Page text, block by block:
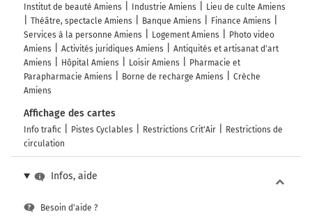
Institut de beauté Amiens
Industrie Amiens
Lieu de culte Amiens
Théâtre, spectacle Amiens
Banque Amiens
Finance Amiens
Services à la personne Amiens
Logement Amiens
Photo video
Amiens
Activités juridiques Amiens
Antiquités et artisanat d'art
Amiens
Hôpital Amiens Loisir Amiens
Pharmacie et
Parapharmacie Amiens
Borne de recharge Amiens
Crèche
Amiens
Affichage des cartes
Info trafic Pistes Cyclables Restrictions Crit'Air
Restrictions de
circulation
Infos, aide
Besoin d'aide ?